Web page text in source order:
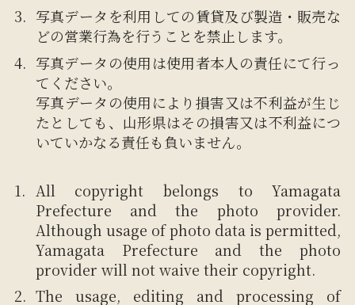
写真データを利用しての賃貸及び製造・販売な
どの営業行為を行うことを禁止します。
写真データの使用は使用者本人の責任にて行っ
てください。
写真データの使用により損害又は不利益が生じ
たとしても、山形県はその損害又は不利益につ
いていかなる責任も負いません。
All copyright belongs to Yamagata
Prefecture and the photo provider.
Although usage of photo data is permitted,
Yamagata Prefecture and the photo
provider will not waive their copyright.
The usage, editing and processing of